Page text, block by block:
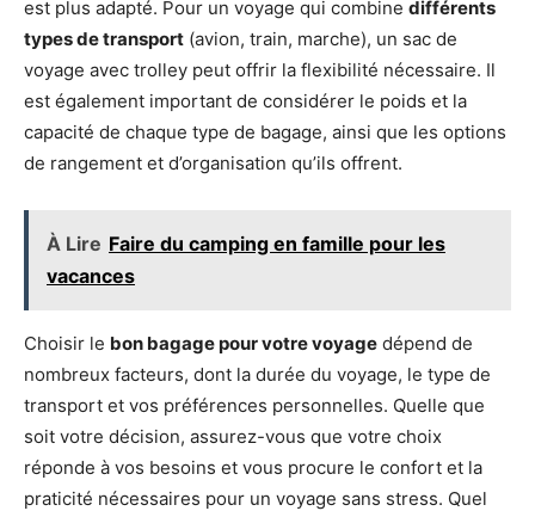
est plus adapté. Pour un voyage qui combine différents
types de transport (avion, train, marche), un sac de
voyage avec trolley peut offrir la flexibilité nécessaire. Il
est également important de considérer le poids et la
capacité de chaque type de bagage, ainsi que les options
de rangement et d’organisation qu’ils offrent​​.
À Lire Faire du camping en famille pour les
vacances
Choisir le bon bagage pour votre voyage dépend de
nombreux facteurs, dont la durée du voyage, le type de
transport et vos préférences personnelles. Quelle que
soit votre décision, assurez-vous que votre choix
réponde à vos besoins et vous procure le confort et la
praticité nécessaires pour un voyage sans stress. Quel